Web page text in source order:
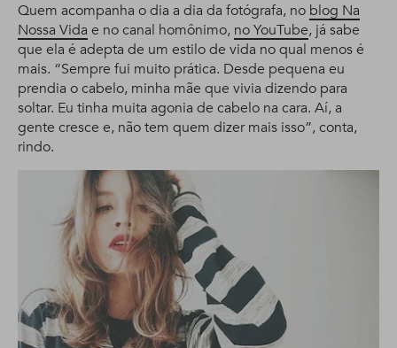
Quem acompanha o dia a dia da fotógrafa, no blog Na
Nossa Vida e no canal homônimo, no YouTube, já sabe
que ela é adepta de um estilo de vida no qual menos é
mais. “Sempre fui muito prática. Desde pequena eu
prendia o cabelo, minha mãe que vivia dizendo para
soltar. Eu tinha muita agonia de cabelo na cara. Aí, a
gente cresce e, não tem quem dizer mais isso”, conta,
rindo.